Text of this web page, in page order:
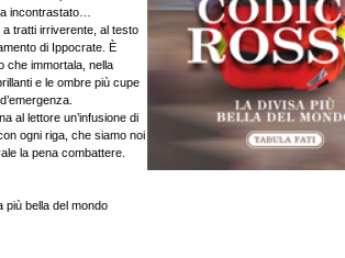
incontrastato…
a tratti irriverente, al testo
di Ippocrate. È
che immortala, nella
e le ombre più cupe
al lettore un’infusione di
ogni riga, che siamo noi
la pena combattere.
più bella del mondo